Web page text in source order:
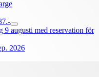
9 augusti med reservation för
2026